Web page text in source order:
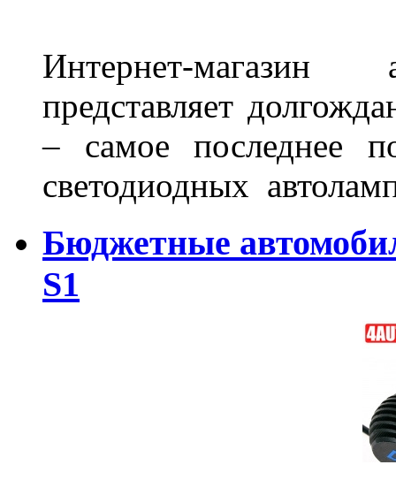
Интернет-магазин
представляет
– самое последнее
светодиодных
Бюджетные
S1